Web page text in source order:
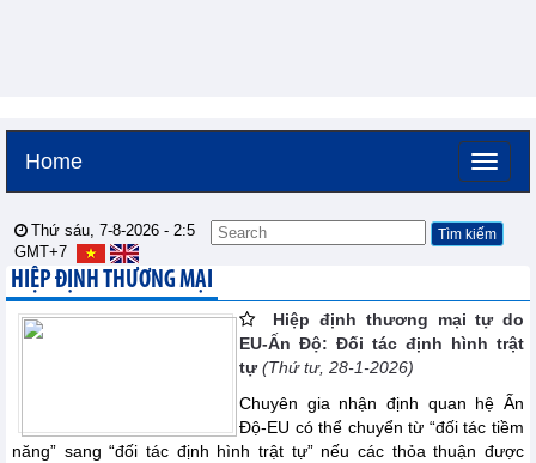
Home
Thứ sáu, 7-8-2026 - 2:5
GMT+7
HIỆP ĐỊNH THƯƠNG MẠI
Hiệp định thương mại tự do
EU-Ấn Độ: Đối tác định hình trật
tự (Thứ tư, 28-1-2026)
Chuyên gia nhận định quan hệ Ấn
Độ-EU có thể chuyển từ “đối tác tiềm
năng” sang “đối tác định hình trật tự” nếu các thỏa thuận được